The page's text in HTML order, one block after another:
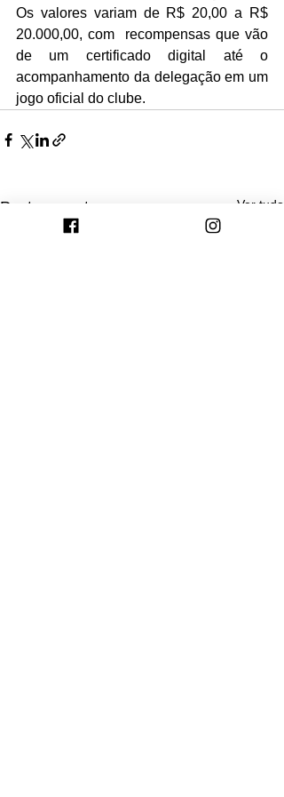
Os valores variam de R$ 20,00 a R$
20.000,00, com  recompensas que vão
de um certificado digital até o
acompanhamento da delegação em um
jogo oficial do clube.
Posts recentes Ver tudo